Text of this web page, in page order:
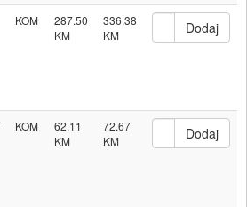
KOM 287.50 336.38
KOM 62.11 72.67